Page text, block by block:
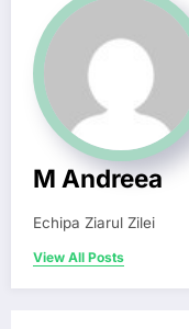
M Andreea
Echipa Ziarul Zilei
View All Posts